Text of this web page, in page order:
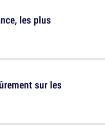
sur les
les plus